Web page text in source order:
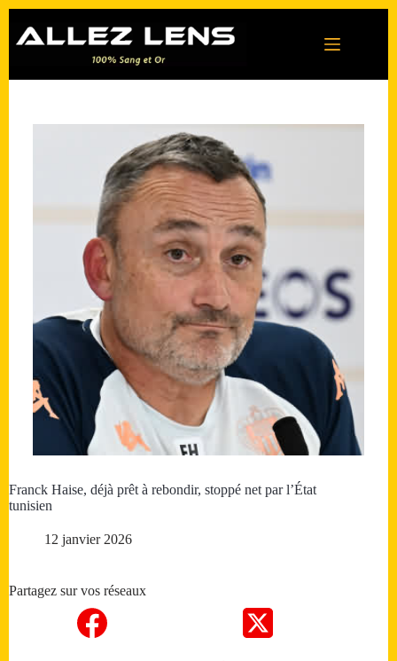
contenu
Franck Haise, déjà prêt à rebondir, stoppé net par l’État
tunisien
12 janvier 2026
Partagez sur vos réseaux